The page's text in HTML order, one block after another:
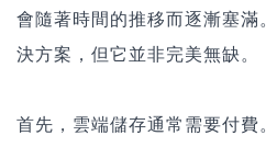
會隨著時間的推移而逐漸塞滿
決方案，但它並非完美無缺。
首先，雲端儲存通常需要付費